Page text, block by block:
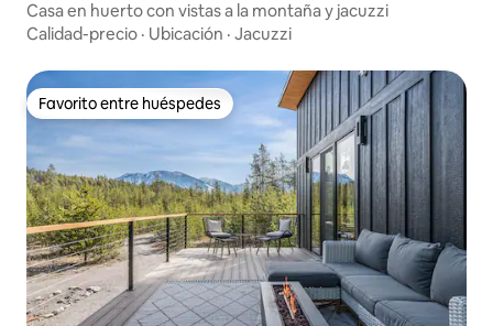
Casa en huerto con vistas a la montaña y jacuzzi
Calidad-precio · Ubicación · Jacuzzi
Favorito entre huéspedes
Favorito entre huéspedes